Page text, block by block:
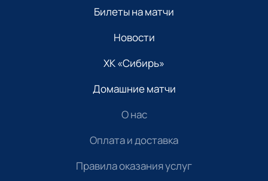
Билеты на матчи
Новости
ХК «Сибирь»
Домашние матчи
О нас
Оплата и доставка
Правила оказания услуг